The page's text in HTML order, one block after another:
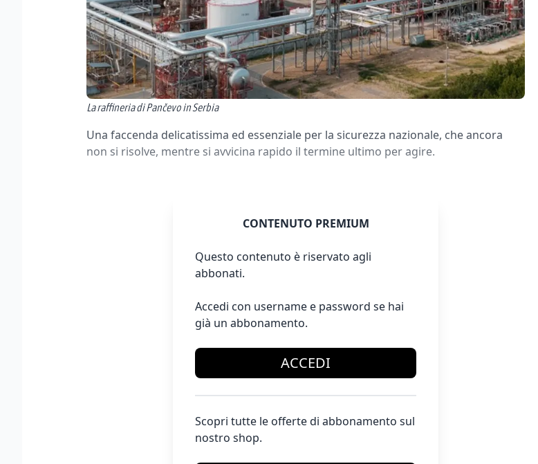
La raffineria di Pančevo in Serbia
Una faccenda delicatissima ed essenziale per la sicurezza nazionale, che ancora
non si risolve, mentre si avvicina rapido il termine ultimo per agire.
CONTENUTO PREMIUM
Questo contenuto è riservato agli
abbonati.
Accedi con username e password se hai
già un abbonamento.
ACCEDI
Scopri tutte le offerte di abbonamento sul
nostro shop.